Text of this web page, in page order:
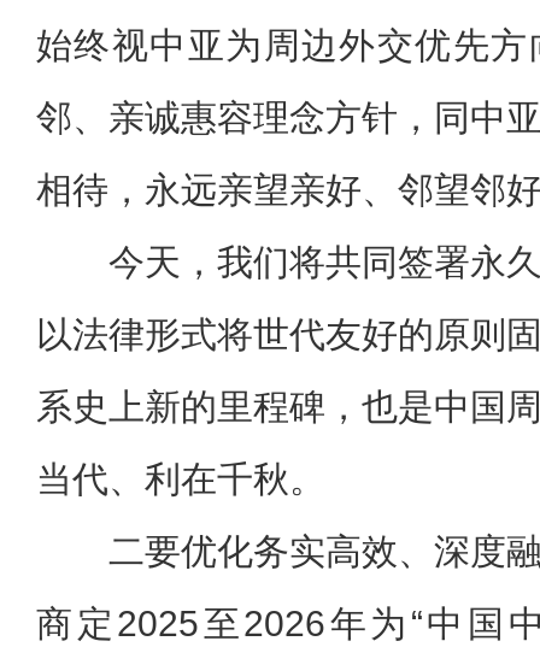
始终视中亚为周边外交优先
邻、亲诚惠容理念方针，同中
相待，永远亲望亲好、邻望邻
今天，我们将共同签署永
以法律形式将世代友好的原则
系史上新的里程碑，也是中国
当代、利在千秋。
二要优化务实高效、深度
商定2025至2026年为“中国